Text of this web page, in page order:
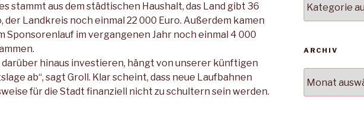
stammt aus dem städtischen Haushalt, das Land gibt 36
der Landkreis noch einmal 22 000 Euro. Außerdem kamen
Sponsorenlauf im vergangenen Jahr noch einmal 4 000
darüber hinaus investieren, hängt von unserer künftigen
ab“, sagt Groll. Klar scheint, dass neue Laufbahnen
für die Stadt finanziell nicht zu schultern sein werden.
ARCHIV